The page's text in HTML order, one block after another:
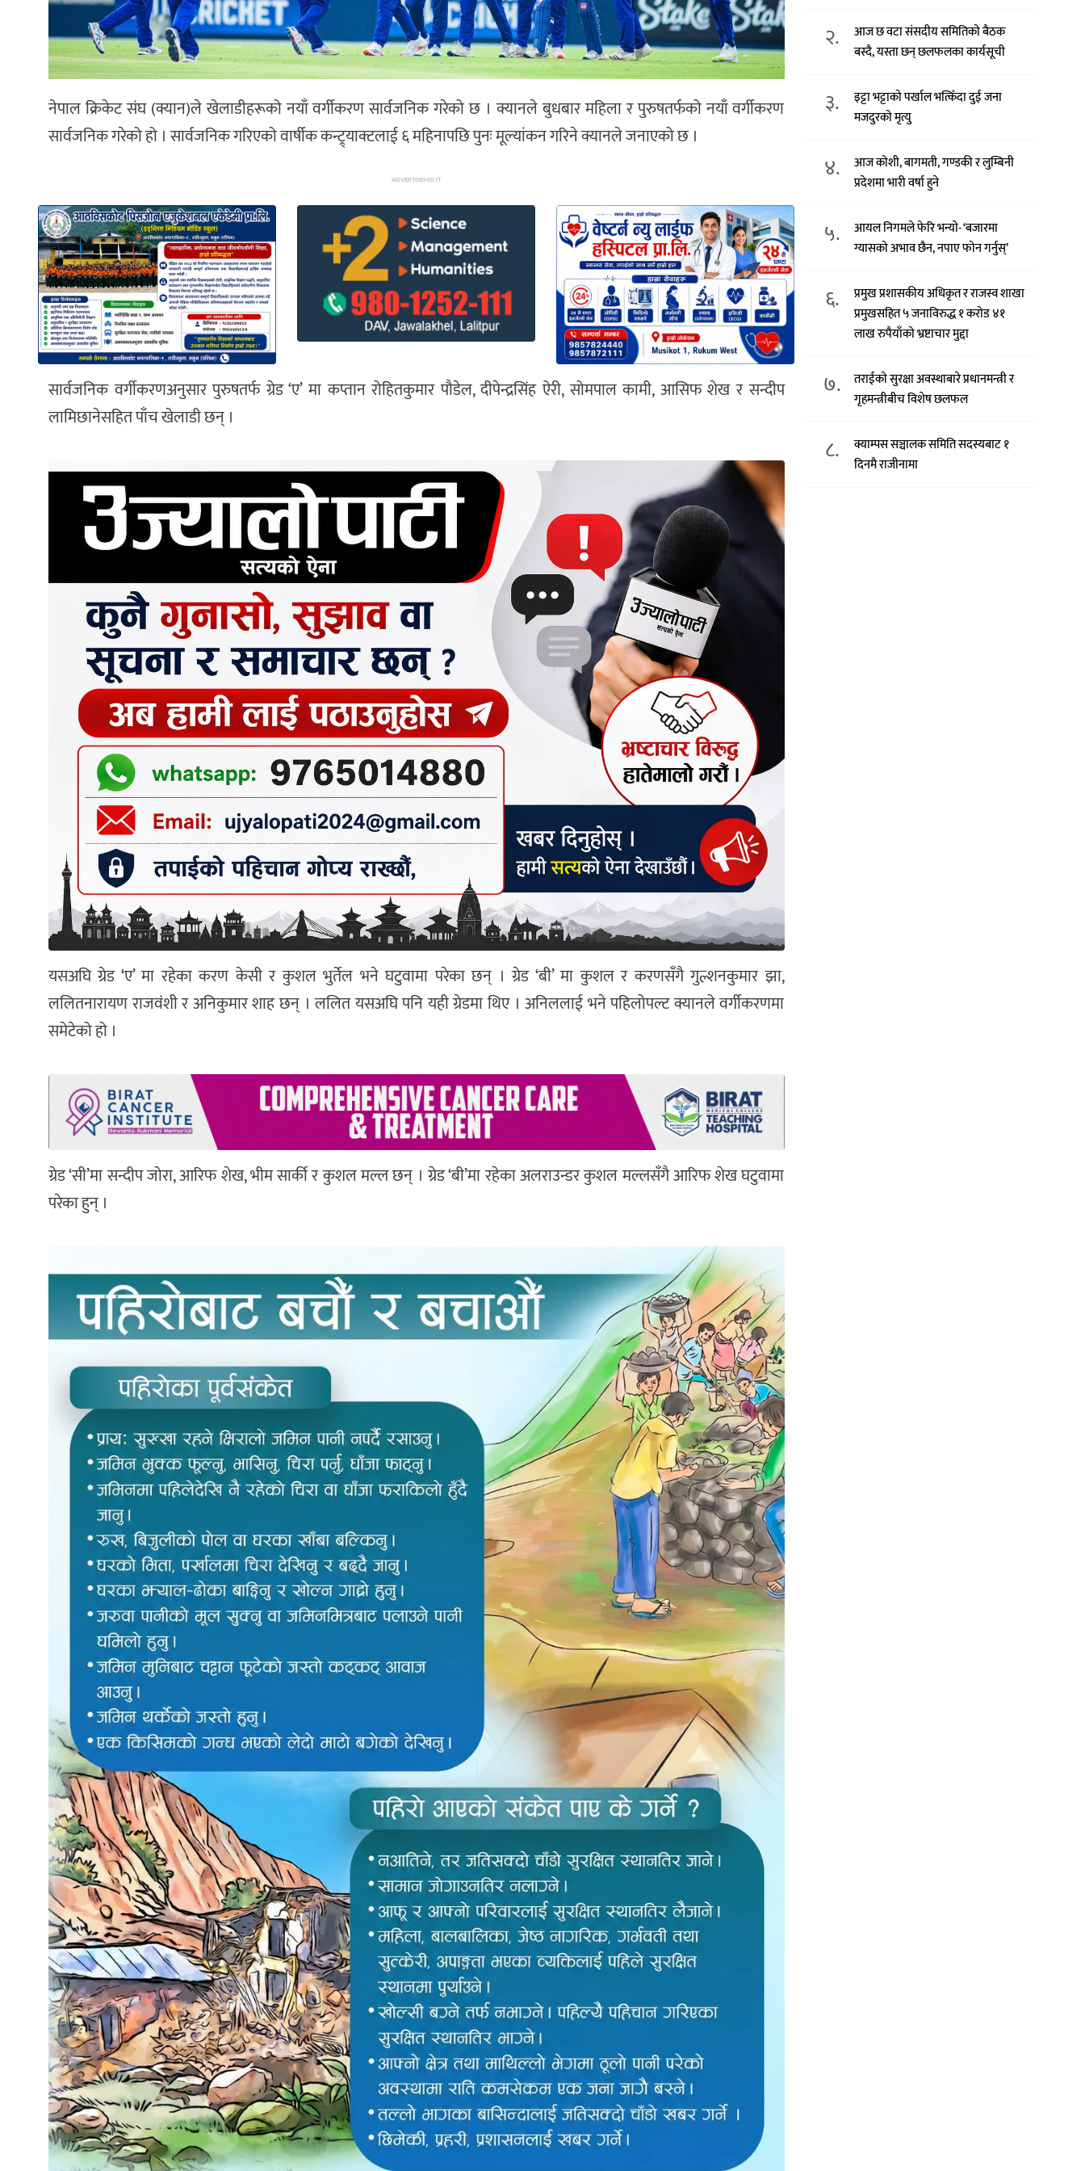
नेपाल क्रिकेट संघ (क्यान)ले खेलाडीहरूको नयाँ वर्गीकरण सार्वजनिक गरेको छ । क्यानले बुधबार महिला र पुरुषतर्फको नयाँ वर्गीकरण
सार्वजनिक गरेको हो । सार्वजनिक गरिएको वार्षीक कन्ट्र्याक्टलाई ६ महिनापछि पुनः मूल्यांकन गरिने क्यानले जनाएको छ ।
ADVERTISEMENT
सार्वजनिक वर्गीकरणअनुसार पुरुषतर्फ ग्रेड ‘ए’ मा कप्तान रोहितकुमार पौडेल, दीपेन्द्रसिंह ऐरी, सोमपाल कामी, आसिफ शेख र सन्दीप
लामिछानेसहित पाँच खेलाडी छन् ।
यसअघि ग्रेड ‘ए’ मा रहेका करण केसी र कुशल भुर्तेल भने घटुवामा परेका छन् । ग्रेड ‘बी’ मा कुशल र करणसँगै गुल्शनकुमार झा,
ललितनारायण राजवंशी र अनिकुमार शाह छन् । ललित यसअघि पनि यही ग्रेडमा थिए । अनिललाई भने पहिलोपल्ट क्यानले वर्गीकरणमा
समेटेको हो ।
ग्रेड ‘सी’मा सन्दीप जोरा, आरिफ शेख, भीम सार्की र कुशल मल्ल छन् । ग्रेड ‘बी’मा रहेका अलराउन्डर कुशल मल्लसँगै आरिफ शेख घटुवामा
परेका हुन् ।
२.
आज छ वटा संसदीय समितिको बैठक
बस्दै, यस्ता छन् छलफलका कार्यसूची
३.
इट्टा भट्टाको पर्खाल भत्किँदा दुई जना
मजदुरको मृत्यु
४.
आज कोशी, बागमती, गण्डकी र लुम्बिनी
प्रदेशमा भारी वर्षा हुने
५.
आयल निगमले फेरि भन्याे- ‘बजारमा
ग्यासको अभाव छैन, नपाए फोन गर्नुस्’
६.
प्रमुख प्रशासकीय अधिकृत र राजस्व शाखा
प्रमुखसहित ५ जनाविरुद्ध १ करोड ४१
लाख रुपैयाँको भ्रष्टाचार मुद्दा
७.
तराईको सुरक्षा अवस्थाबारे प्रधानमन्त्री र
गृहमन्त्रीबीच विशेष छलफल
८.
क्याम्पस सञ्चालक समिति सदस्यबाट १
दिनमै राजीनामा